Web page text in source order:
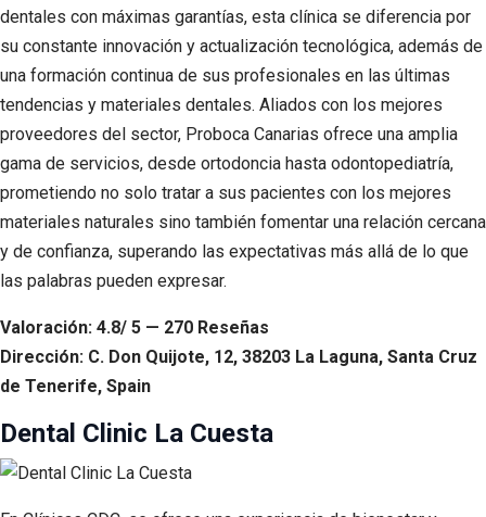
dentales con máximas garantías, esta clínica se diferencia por
su constante innovación y actualización tecnológica, además de
una formación continua de sus profesionales en las últimas
tendencias y materiales dentales. Aliados con los mejores
proveedores del sector, Proboca Canarias ofrece una amplia
gama de servicios, desde ortodoncia hasta odontopediatría,
prometiendo no solo tratar a sus pacientes con los mejores
materiales naturales sino también fomentar una relación cercana
y de confianza, superando las expectativas más allá de lo que
las palabras pueden expresar.
Valoración: 4.8/ 5 — 270 Reseñas
Dirección: C. Don Quijote, 12, 38203 La Laguna, Santa Cruz
de Tenerife, Spain
Dental Clinic La Cuesta